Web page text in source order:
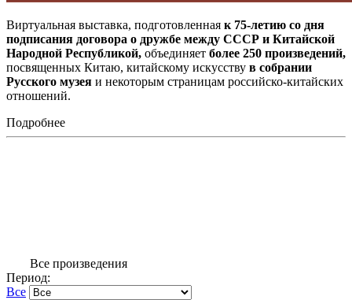
Виртуальная выставка, подготовленная к 75-летию со дня
подписания договора о дружбе между СССР и Китайской
Народной Республикой, объединяет более 250 произведений,
посвященных Китаю, китайскому искусству в собрании
Русского музея и некоторым страницам российско-китайских
отношений.
Подробнее
Все произведения
Период:
Все